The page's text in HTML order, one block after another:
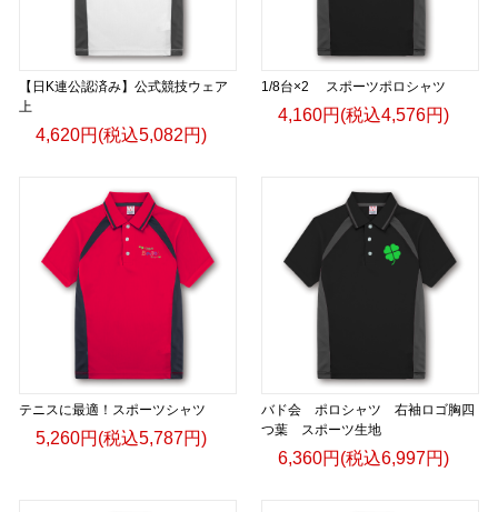
【日K連公認済み】公式競技ウェア
上
4,620円(税込5,082円)
1/8台×2 スポーツポロシャツ
4,160円(税込4,576円)
テニスに最適！スポーツシャツ
5,260円(税込5,787円)
バド会 ポロシャツ 右袖ロゴ胸四
つ葉 スポーツ生地
6,360円(税込6,997円)